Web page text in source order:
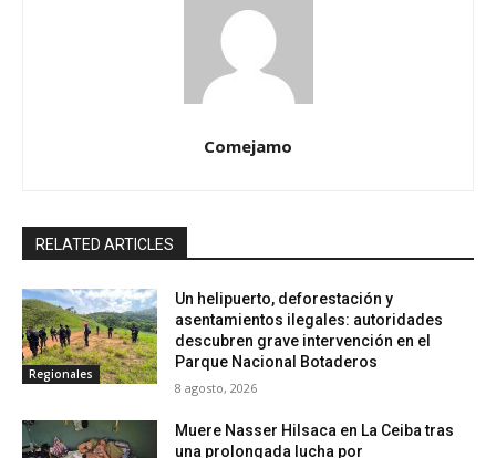
Comejamo
RELATED ARTICLES
Regionales
Un helipuerto, deforestación y
asentamientos ilegales: autoridades
descubren grave intervención en el
Parque Nacional Botaderos
8 agosto, 2026
Muere Nasser Hilsaca en La Ceiba tras
una prolongada lucha por